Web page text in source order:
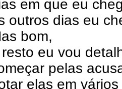
em que eu
outros dias eu
bom,
eu vou
pelas
elas em